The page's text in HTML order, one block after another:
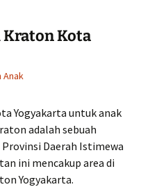
Kraton Kota
Anak
Yogyakarta untuk anak
adalah sebuah
Daerah Istimewa
ini mencakup area di
Yogyakarta.